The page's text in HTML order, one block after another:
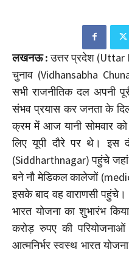
लखनऊ :उत्तर प्रदेश (Uttar
चुनाव (Vidhansabha
सभी राजनीतिक दल अपनी
संभव प्रयास कर जनता के
क्रम में आज यानी सोमवार
लिए यूपी दौरे पर थे। इस
(Siddharthnagar) पहुंचे
बने नौ मेडिकल कालेजों
इसके बाद वह वाराणसी पहुंचे।
भारत योजना का शुुभारंभ
करोड़ रुपए की
आत्मनिर्भर स्वस्थ भारत